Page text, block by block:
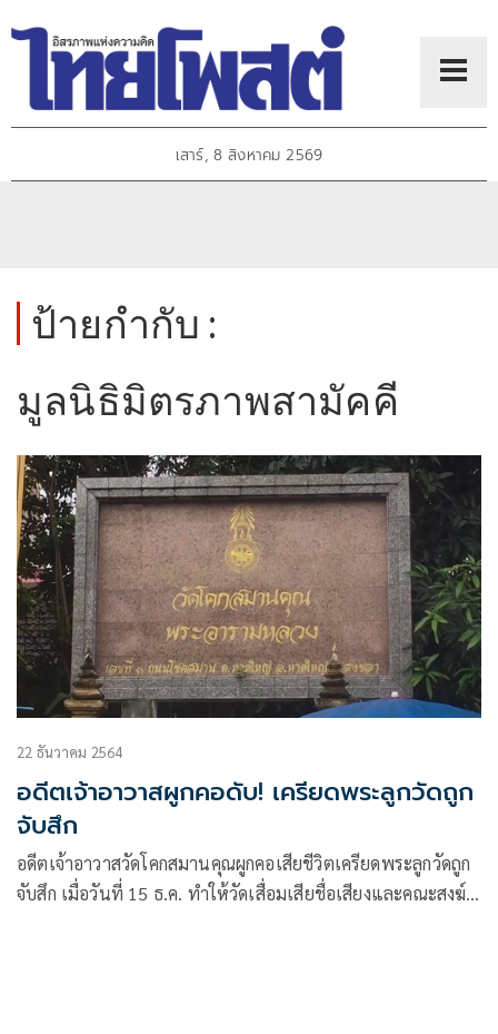
เสาร์, 8 สิงหาคม 2569
ป้ายกำกับ :
มูลนิธิมิตรภาพสามัคคี
22 ธันวาคม 2564
อดีตเจ้าอาวาสผูกคอดับ! เครียดพระลูกวัดถูก
จับสึก
อดีตเจ้าอาวาสวัดโคกสมานคุณผูกคอเสียชีวิตเครียดพระลูกวัดถูก
จับสึก เมื่อวันที่ 15 ธ.ค. ทำให้วัดเสื่อมเสียชื่อเสียงและคณะสงฆ์